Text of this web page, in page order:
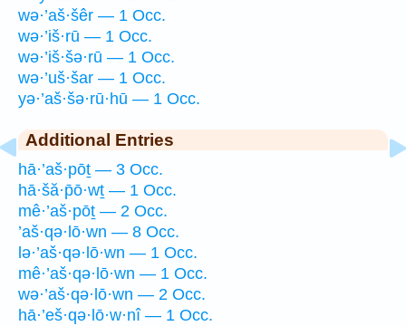
wə·’aš·šêr — 1 Occ.
wə·’iš·rū — 1 Occ.
wə·’iš·šə·rū — 1 Occ.
wə·’uš·šar — 1 Occ.
yə·’aš·šə·rū·hū — 1 Occ.
Additional Entries
hā·’aš·pōṯ — 3 Occ.
hā·šă·p̄ō·wṯ — 1 Occ.
mê·’aš·pōṯ — 2 Occ.
’aš·qə·lō·wn — 8 Occ.
lə·’aš·qə·lō·wn — 1 Occ.
mê·’aš·qə·lō·wn — 1 Occ.
wə·’aš·qə·lō·wn — 2 Occ.
hā·’eš·qə·lō·w·nî — 1 Occ.